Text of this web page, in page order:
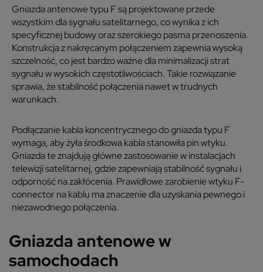
Gniazda antenowe typu F są projektowane przede
wszystkim dla sygnału satelitarnego, co wynika z ich
specyficznej budowy oraz szerokiego pasma przenoszenia.
Konstrukcja z nakręcanym połączeniem zapewnia wysoką
szczelność, co jest bardzo ważne dla minimalizacji strat
sygnału w wysokich częstotliwościach. Takie rozwiązanie
sprawia, że stabilność połączenia nawet w trudnych
warunkach.
Podłączanie kabla koncentrycznego do gniazda typu F
wymaga, aby żyła środkowa kabla stanowiła pin wtyku.
Gniazda te znajdują główne zastosowanie w instalacjach
telewizji satelitarnej, gdzie zapewniają stabilność sygnału i
odporność na zakłócenia. Prawidłowe zarobienie wtyku F-
connector na kablu ma znaczenie dla uzyskania pewnego i
niezawodnego połączenia.
Gniazda antenowe w
samochodach